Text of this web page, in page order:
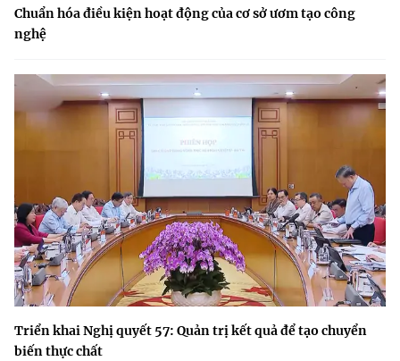
Chuẩn hóa điều kiện hoạt động của cơ sở ươm tạo công
nghệ
Triển khai Nghị quyết 57: Quản trị kết quả để tạo chuyển
biến thực chất